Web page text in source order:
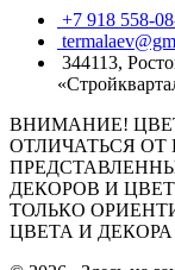
+7 918 558-
344113,
ВНИМАНИЕ!
ОТЛИЧАТЬСЯ ОТ
ДЕКОРОВ И
ТОЛЬКО
ЦВЕТА И